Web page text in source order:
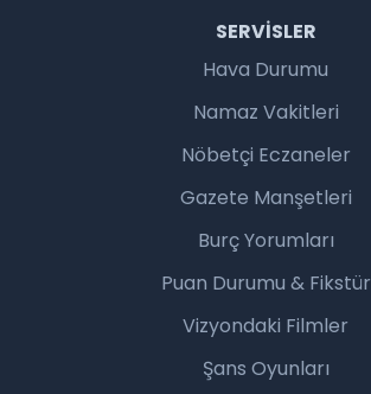
SERVISLER
Hava Durumu
Namaz Vakitleri
Nöbetçi Eczaneler
Gazete Manşetleri
Burç Yorumları
Puan Durumu & Fikstür
Vizyondaki Filmler
Şans Oyunları